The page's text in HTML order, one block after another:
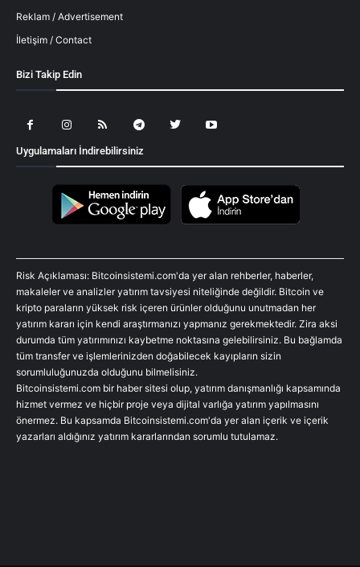
Reklam / Advertisement
İletişim / Contact
Bizi Takip Edin
Uygulamaları İndirebilirsiniz
Risk Açıklaması: Bitcoinsistemi.com'da yer alan rehberler, haberler,
makaleler ve analizler yatırım tavsiyesi niteliğinde değildir. Bitcoin ve
kripto paraların yüksek risk içeren ürünler olduğunu unutmadan her
yatırım kararı için kendi araştırmanızı yapmanız gerekmektedir. Zira aksi
durumda tüm yatırımınızı kaybetme noktasına gelebilirsiniz. Bu bağlamda
tüm transfer ve işlemlerinizden doğabilecek kayıpların sizin
sorumluluğunuzda olduğunu bilmelisiniz.
Bitcoinsistemi.com bir haber sitesi olup, yatırım danışmanlığı kapsamında
hizmet vermez ve hiçbir proje veya dijital varlığa yatırım yapılmasını
önermez. Bu kapsamda Bitcoinsistemi.com'da yer alan içerik ve içerik
yazarları aldığınız yatırım kararlarından sorumlu tutulamaz.